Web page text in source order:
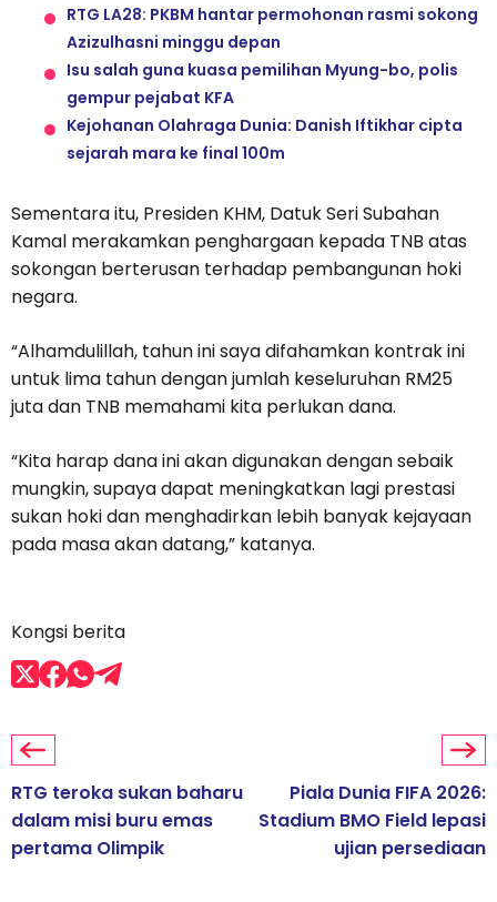
RTG LA28: PKBM hantar permohonan rasmi sokong
Azizulhasni minggu depan
Isu salah guna kuasa pemilihan Myung-bo, polis
gempur pejabat KFA
Kejohanan Olahraga Dunia: Danish Iftikhar cipta
sejarah mara ke final 100m
Sementara itu, Presiden KHM, Datuk Seri Subahan
Kamal merakamkan penghargaan kepada TNB atas
sokongan berterusan terhadap pembangunan hoki
negara.
“Alhamdulillah, tahun ini saya difahamkan kontrak ini
untuk lima tahun dengan jumlah keseluruhan RM25
juta dan TNB memahami kita perlukan dana.
“Kita harap dana ini akan digunakan dengan sebaik
mungkin, supaya dapat meningkatkan lagi prestasi
sukan hoki dan menghadirkan lebih banyak kejayaan
pada masa akan datang,” katanya.
Kongsi berita
RTG teroka sukan baharu
dalam misi buru emas
pertama Olimpik
Piala Dunia FIFA 2026:
Stadium BMO Field lepasi
ujian persediaan